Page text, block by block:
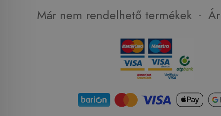
Már nem rendelhető termékek -